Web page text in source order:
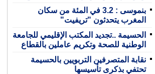
بنموسى : 3.2 في المئة من سكان
المغرب يتحدثون "تريفيت"
الحسيمة ..تجديد المكتب الإقليمي للجامعة
الوطنية للصحة وتكريم عاملين بالقطاع
نقابة المتصرفين التربويين بالحسيمة
تحتفي بذكرى تأسيسها